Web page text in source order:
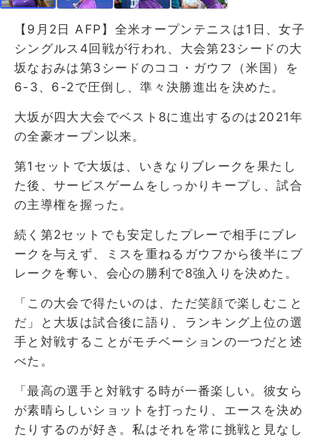
【9月2日 AFP】全米オープンテニスは1日、女子
シングルス4回戦が行われ、大会第23シードの大
坂なおみは第3シードのココ・ガウフ（米国）を
6-3、6-2で圧倒し、準々決勝進出を決めた。
大坂が四大大会でベスト8に進出するのは2021年
の全豪オープン以来。
第1セットで大坂は、いきなりブレークを果たし
た後、サービスゲームをしっかりキープし、試合
の主導権を握った。
続く第2セットでも安定したプレーで相手にブレ
ークを与えず、ミスを重ねるガウフから後半にブ
レークを奪い、会心の勝利で8強入りを決めた。
「この大会で得たいのは、ただ笑顔で楽しむこと
だ」と大坂は試合後に語り、ランキング上位の選
手と対戦することがモチベーションの一つだと述
べた。
「最高の選手と対戦する時が一番楽しい。彼女ら
が素晴らしいショットを打ったり、エースを決め
たりするのが好き。私はそれを常に挑戦と見なし